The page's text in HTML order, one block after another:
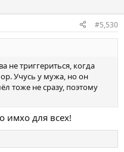
#5,530
не триггериться, когда
Учусь у мужа, но он
тоже не сразу, поэтому
имхо для всех!